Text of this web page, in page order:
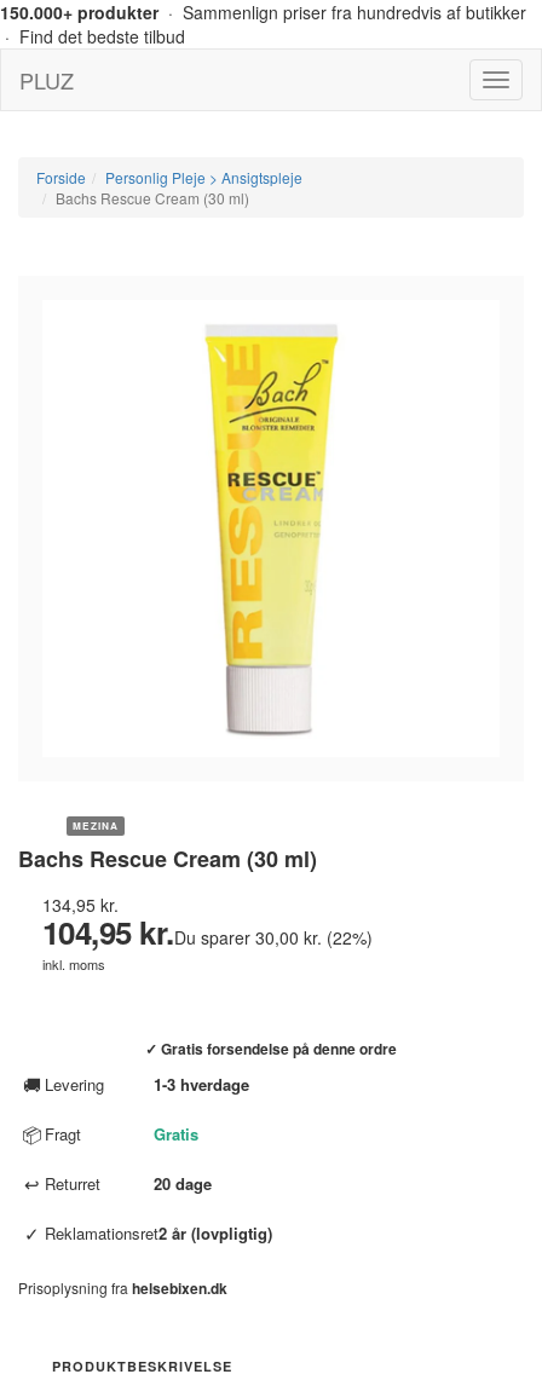
150.000+ produkter· Sammenlign priser fra hundredvis af butikker
· Find det bedste tilbud
Menu
PLUZ
Forside
Personlig Pleje > Ansigtspleje
Bachs Rescue Cream (30 ml)
MEZINA
Bachs Rescue Cream (30 ml)
134,95 kr.
104,95 kr.Du sparer 30,00 kr. (22%)
inkl. moms
✓ Gratis forsendelse på denne ordre
🚚 Levering 1-3 hverdage
📦 Fragt Gratis
↩ Returret 20 dage
✓ Reklamationsret2 år (lovpligtig)
Prisoplysning fra helsebixen.dk
PRODUKTBESKRIVELSE